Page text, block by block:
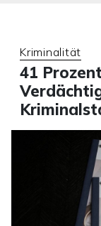
Kriminalität
41